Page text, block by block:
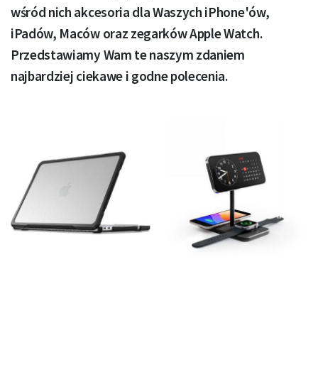
wśród nich akcesoria dla Waszych iPhone'ów,
iPadów, Maców oraz zegarków Apple Watch.
Przedstawiamy Wam te naszym zdaniem
najbardziej ciekawe i godne polecenia.